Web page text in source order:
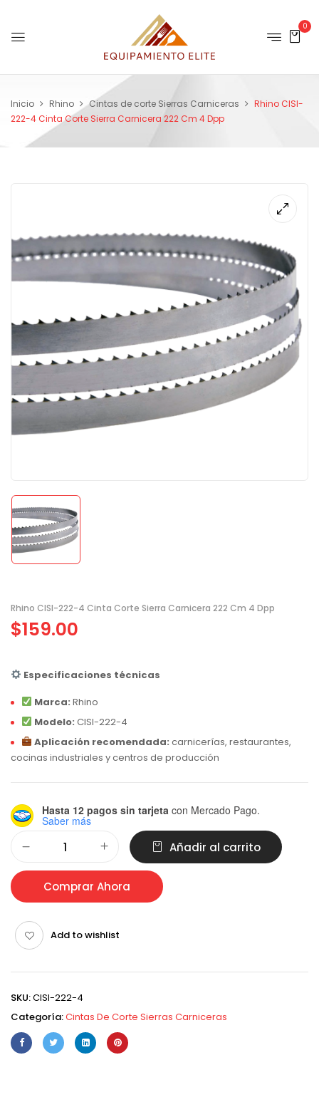
0
Inicio Rhino Cintas de corte Sierras Carniceras
Rhino CISI-
222-4 Cinta Corte Sierra Carnicera 222 Cm 4 Dpp
Rhino CISI-222-4 Cinta Corte Sierra Carnicera 222 Cm 4 Dpp
$159.00
Especificaciones técnicas
Marca: Rhino
Modelo: CISI-222-4
Aplicación recomendada: carnicerías, restaurantes,
cocinas industriales y centros de producción
Hasta 12 pagos sin tarjeta con Mercado Pago.
Saber más
Añadir al carrito
Comprar Ahora
Add to wishlist
SKU:CISI-222-4
Categoría:Cintas De Corte Sierras Carniceras